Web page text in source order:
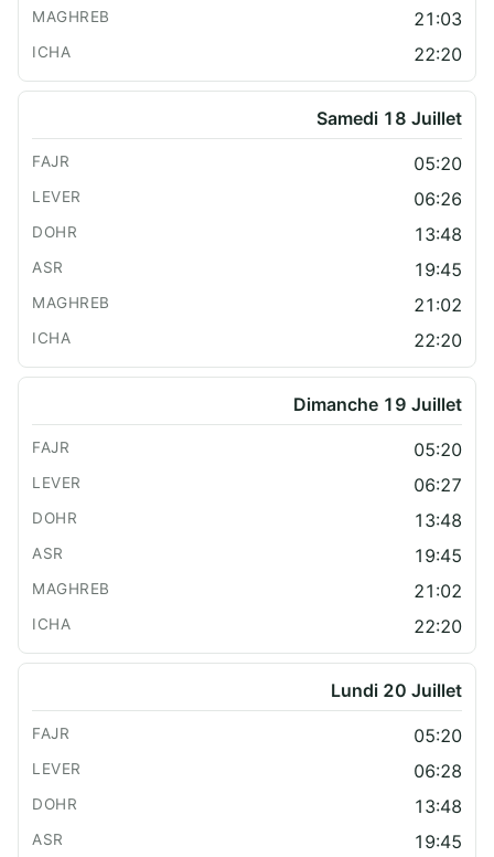
21:03
22:20
Samedi 18 Juillet
05:20
06:26
13:48
19:45
21:02
22:20
Dimanche 19 Juillet
05:20
06:27
13:48
19:45
21:02
22:20
Lundi 20 Juillet
05:20
06:28
13:48
19:45